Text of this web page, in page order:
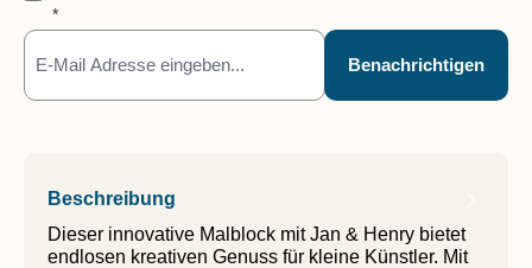
*
Benachrichtigen
Beschreibung
Dieser innovative Malblock mit Jan & Henry bietet
endlosen kreativen Genuss für kleine Künstler. Mit